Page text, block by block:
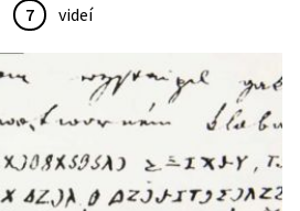
7 videí